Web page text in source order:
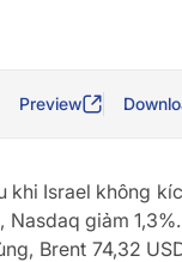
Preview
khi Israel không
Nasdaq giảm
Brent 74,32